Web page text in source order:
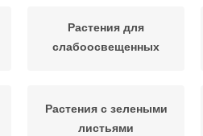
Растения для
слабоосвещенных
Растения с зелеными
листьями